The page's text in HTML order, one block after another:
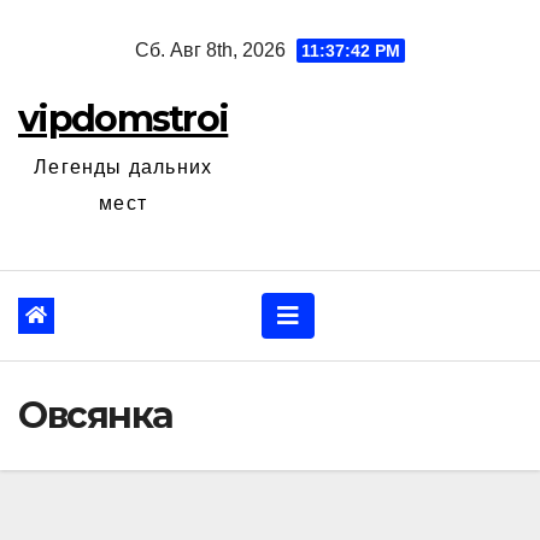
Сб. Авг 8th, 2026 11:37:43 PM
vipdomstroi
Легенды дальних
мест
Овсянка